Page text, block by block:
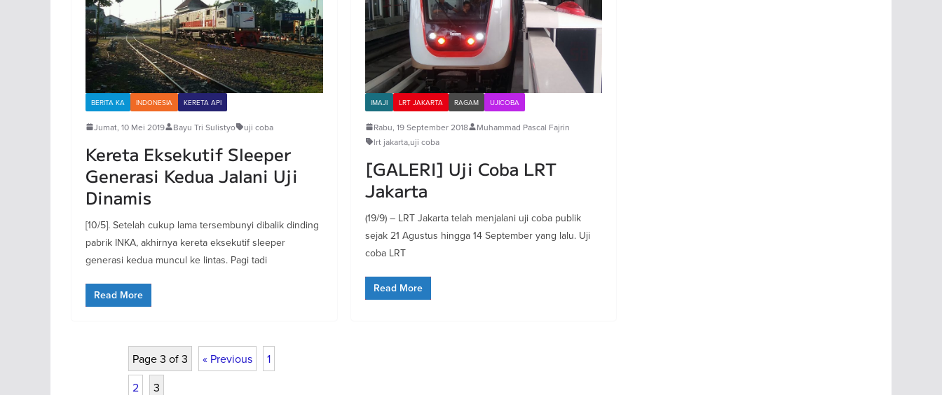
BERITA KA INDONESIA KERETA API
Jumat, 10 Mei 2019 Bayu Tri Sulistyo uji coba
Kereta Eksekutif Sleeper
Generasi Kedua Jalani Uji
Dinamis
[10/5]. Setelah cukup lama tersembunyi dibalik dinding
pabrik INKA, akhirnya kereta eksekutif sleeper
generasi kedua muncul ke lintas. Pagi tadi
Read More
IMAJI LRT JAKARTA RAGAM UJICOBA
Rabu, 19 September 2018
Muhammad Pascal Fajrin
lrt jakarta,uji coba
[GALERI] Uji Coba LRT
Jakarta
(19/9) – LRT Jakarta telah menjalani uji coba publik
sejak 21 Agustus hingga 14 September yang lalu. Uji
coba LRT
Read More
Page 3 of 3 « Previous
1
2
3